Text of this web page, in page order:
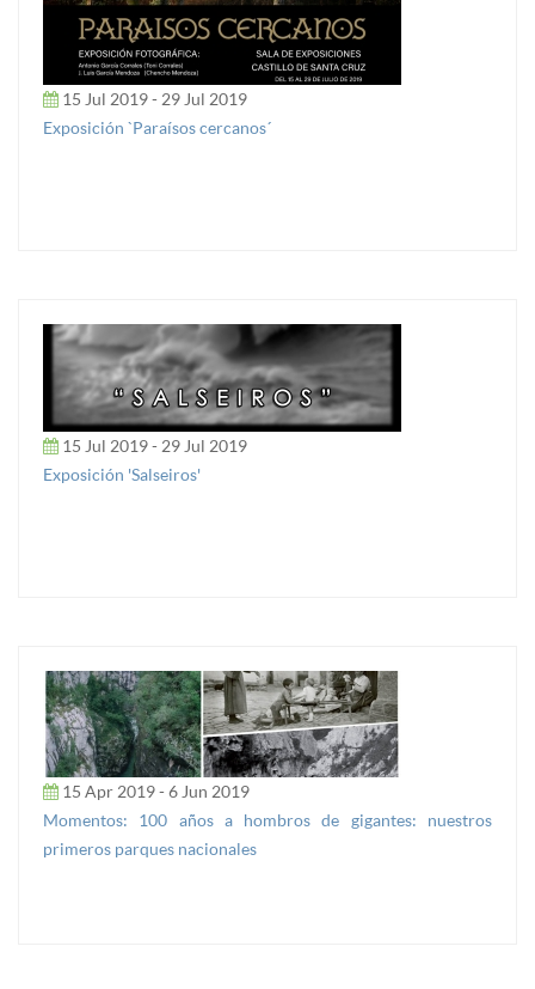
15 Jul 2019 - 29 Jul 2019
Exposición `Paraísos cercanos´
15 Jul 2019 - 29 Jul 2019
Exposición 'Salseiros'
15 Apr 2019 - 6 Jun 2019
Momentos: 100 años a hombros de gigantes: nuestros
primeros parques nacionales